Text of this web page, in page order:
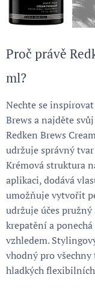
Proč právě
ml?
Nechte se
Brews a najděte
Redken Brews
udržuje správný
Krémová struktura
aplikaci, dodává
umožňuje vytvořit
udržuje účes
krepatění a
vzhledem.
vhodný pro
hladkých